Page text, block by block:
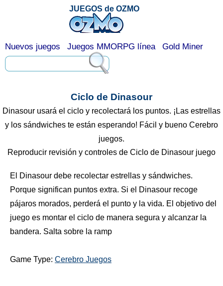
Ciclo de Dinasour
Dinasour usará el ciclo y recolectará los puntos. ¡Las estrellas
y los sándwiches te están esperando! Fácil y bueno Cerebro
juegos.
Reproducir revisión y controles de Ciclo de Dinasour juego
El Dinasour debe recolectar estrellas y sándwiches.
Porque significan puntos extra. Si el Dinasour recoge
pájaros morados, perderá el punto y la vida. El objetivo del
juego es montar el ciclo de manera segura y alcanzar la
bandera. Salta sobre la ramp
Game Type: Cerebro Juegos
JUEGOS de OZMO
Nuevos juegos Juegos MMORPG línea Gold Miner